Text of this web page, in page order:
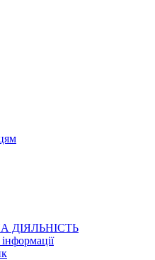
ДІЯЛЬНІСТЬ